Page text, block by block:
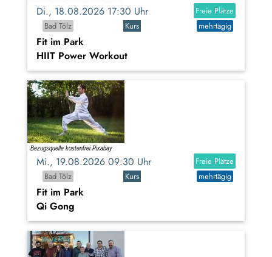
Di., 18.08.2026 17:30 Uhr
Freie Plätze
Bad Tölz
Kurs mehrtägig
Fit im Park
HIIT Power Workout
Mi., 19.08.2026 09:30 Uhr
Freie Plätze
Bad Tölz
Kurs mehrtägig
Fit im Park
Qi Gong